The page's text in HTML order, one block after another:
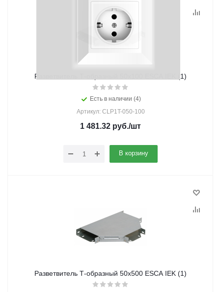
Разветвитель Т-образный 50х100 ESCA IEK (1)
Есть в наличии (4)
Артикул: CLP1T-050-100
1 481.32 руб./шт
В корзину
Разветвитель Т-образный 50х500 ESCA IEK (1)